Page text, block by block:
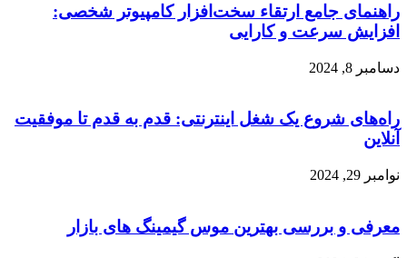
راهنمای جامع ارتقاء سخت‌افزار کامپیوتر شخصی:
افزایش سرعت و کارایی
دسامبر 8, 2024
راه‌های شروع یک شغل اینترنتی: قدم به قدم تا موفقیت
آنلاین
نوامبر 29, 2024
معرفی و بررسی بهترین موس گیمینگ های بازار